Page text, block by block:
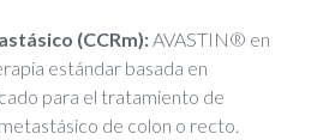
(CCRm): AVASTIN® en
estándar basada en
para el tratamiento de
de colon o recto.